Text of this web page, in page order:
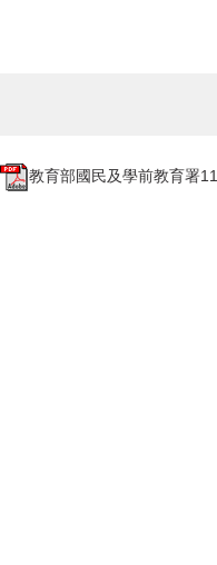
教育部國民及學前教育署